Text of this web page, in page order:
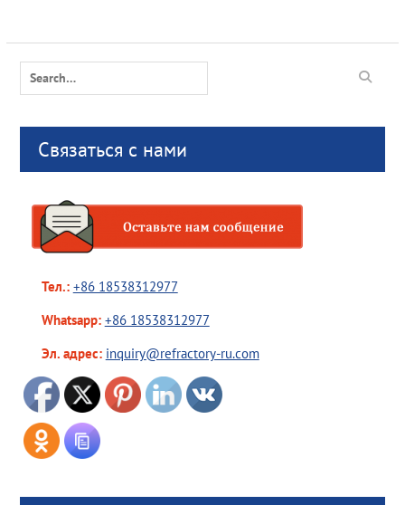
Search
Связаться с нами
Тел.: +86 18538312977
Whatsapp: +86 18538312977
Эл. адрес: inquiry@refractory-ru.com